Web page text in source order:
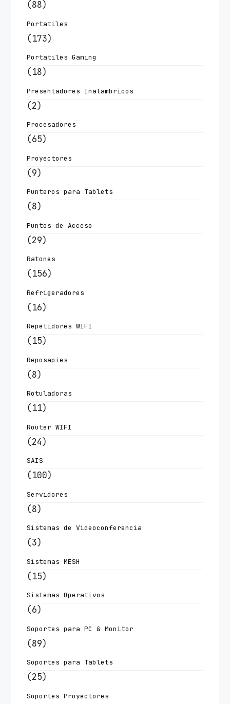
(88)
Portatiles
(173)
Portatiles Gaming
(18)
Presentadores Inalambricos
(2)
Procesadores
(65)
Proyectores
(9)
Punteros para Tablets
(8)
Puntos de Acceso
(29)
Ratones
(156)
Refrigeradores
(16)
Repetidores WIFI
(15)
Reposapies
(8)
Rotuladoras
(11)
Router WIFI
(24)
SAIS
(100)
Servidores
(8)
Sistemas de Videoconferencia
(3)
Sistemas MESH
(15)
Sistemas Operativos
(6)
Soportes para PC & Monitor
(89)
Soportes para Tablets
(25)
Soportes Proyectores